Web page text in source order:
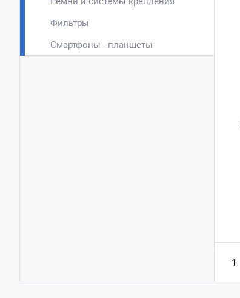
Фильтры
Смартфоны - планшеты
1